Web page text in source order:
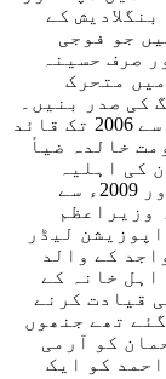
کے
جو فوجی
صرف حسینہ
متحرک
عوامی لیگ کی صدر بنیں۔
1986 سے 1988، پھر 1991 سے 1996 اور 2001 سے 2006 تک قائد
خالدہ ضیأ
کی اہلیہ
ہیں۔شیخ حسینہ واجد 1996 سے 2001 تک اور 2009ء سے
وزیراعظم
لیڈر
کے والد
خانہ کے
قیادت کرنے
تھے جنھوں
کو آرمی
کو ایک